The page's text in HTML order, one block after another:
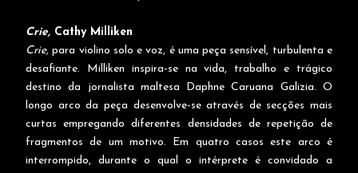
Crie, Cathy Milliken
Crie,para violino solo e voz, é uma peça sensível, turbulenta e
desafiante. Milliken inspira-se na vida, trabalho e trágico
destino da jornalista maltesa Daphne Caruana Galizia. O
longo arco da peça desenvolve-se através de secções mais
curtas empregando diferentes densidades de repetição de
fragmentos de um motivo. Em quatro casos este arco é
interrompido, durante o qual o intérprete é convidado a